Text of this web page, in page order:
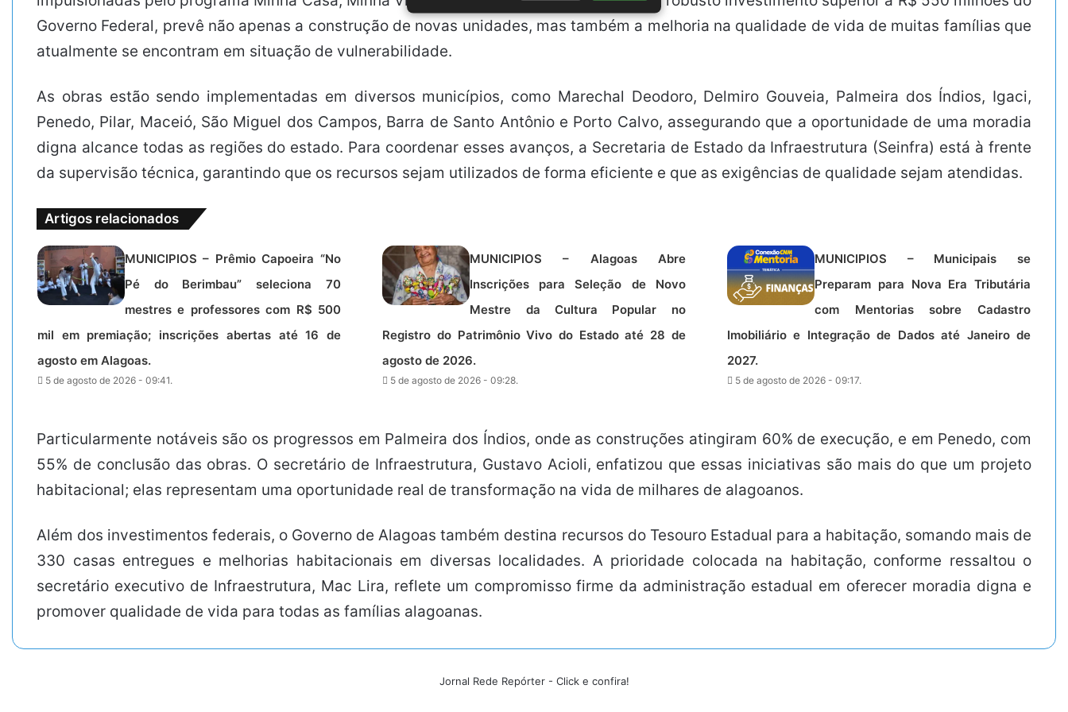
Governo Federal, prevê não apenas a construção de novas unidades, mas também a melhoria na qualidade de vida de muitas famílias que
atualmente se encontram em situação de vulnerabilidade.
As obras estão sendo implementadas em diversos municípios, como Marechal Deodoro, Delmiro Gouveia, Palmeira dos Índios, Igaci,
Penedo, Pilar, Maceió, São Miguel dos Campos, Barra de Santo Antônio e Porto Calvo, assegurando que a oportunidade de uma moradia
digna alcance todas as regiões do estado. Para coordenar esses avanços, a Secretaria de Estado da Infraestrutura (Seinfra) está à frente
da supervisão técnica, garantindo que os recursos sejam utilizados de forma eficiente e que as exigências de qualidade sejam atendidas.
Artigos relacionados
MUNICIPIOS – Prêmio Capoeira “No
Pé do Berimbau” seleciona 70
mestres e professores com R$ 500
mil em premiação; inscrições abertas até 16 de
agosto em Alagoas.
5 de agosto de 2026 - 09:41.
MUNICIPIOS – Alagoas Abre
Inscrições para Seleção de Novo
Mestre da Cultura Popular no
Registro do Patrimônio Vivo do Estado até 28 de
agosto de 2026.
5 de agosto de 2026 - 09:28.
MUNICIPIOS – Municipais se
Preparam para Nova Era Tributária
com Mentorias sobre Cadastro
Imobiliário e Integração de Dados até Janeiro de
2027.
5 de agosto de 2026 - 09:17.
Particularmente notáveis são os progressos em Palmeira dos Índios, onde as construções atingiram 60% de execução, e em Penedo, com
55% de conclusão das obras. O secretário de Infraestrutura, Gustavo Acioli, enfatizou que essas iniciativas são mais do que um projeto
habitacional; elas representam uma oportunidade real de transformação na vida de milhares de alagoanos.
Além dos investimentos federais, o Governo de Alagoas também destina recursos do Tesouro Estadual para a habitação, somando mais de
330 casas entregues e melhorias habitacionais em diversas localidades. A prioridade colocada na habitação, conforme ressaltou o
secretário executivo de Infraestrutura, Mac Lira, reflete um compromisso firme da administração estadual em oferecer moradia digna e
promover qualidade de vida para todas as famílias alagoanas.
Jornal Rede Repórter - Click e confira!